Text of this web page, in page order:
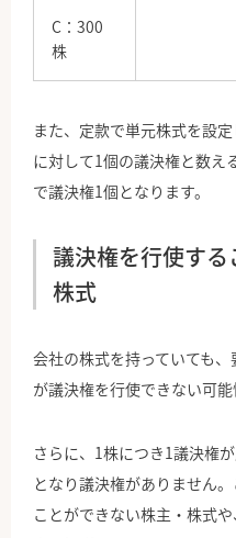
C：300
株
また、定款で単元株式を設
に対して1個の議決権と数え
で議決権1個となります。
議決権を行使する
株式
会社の株式を持っていても
が議決権を行使できない可能
さらに、1株につき1議決権
となり議決権がありません
ことができない株主・株式